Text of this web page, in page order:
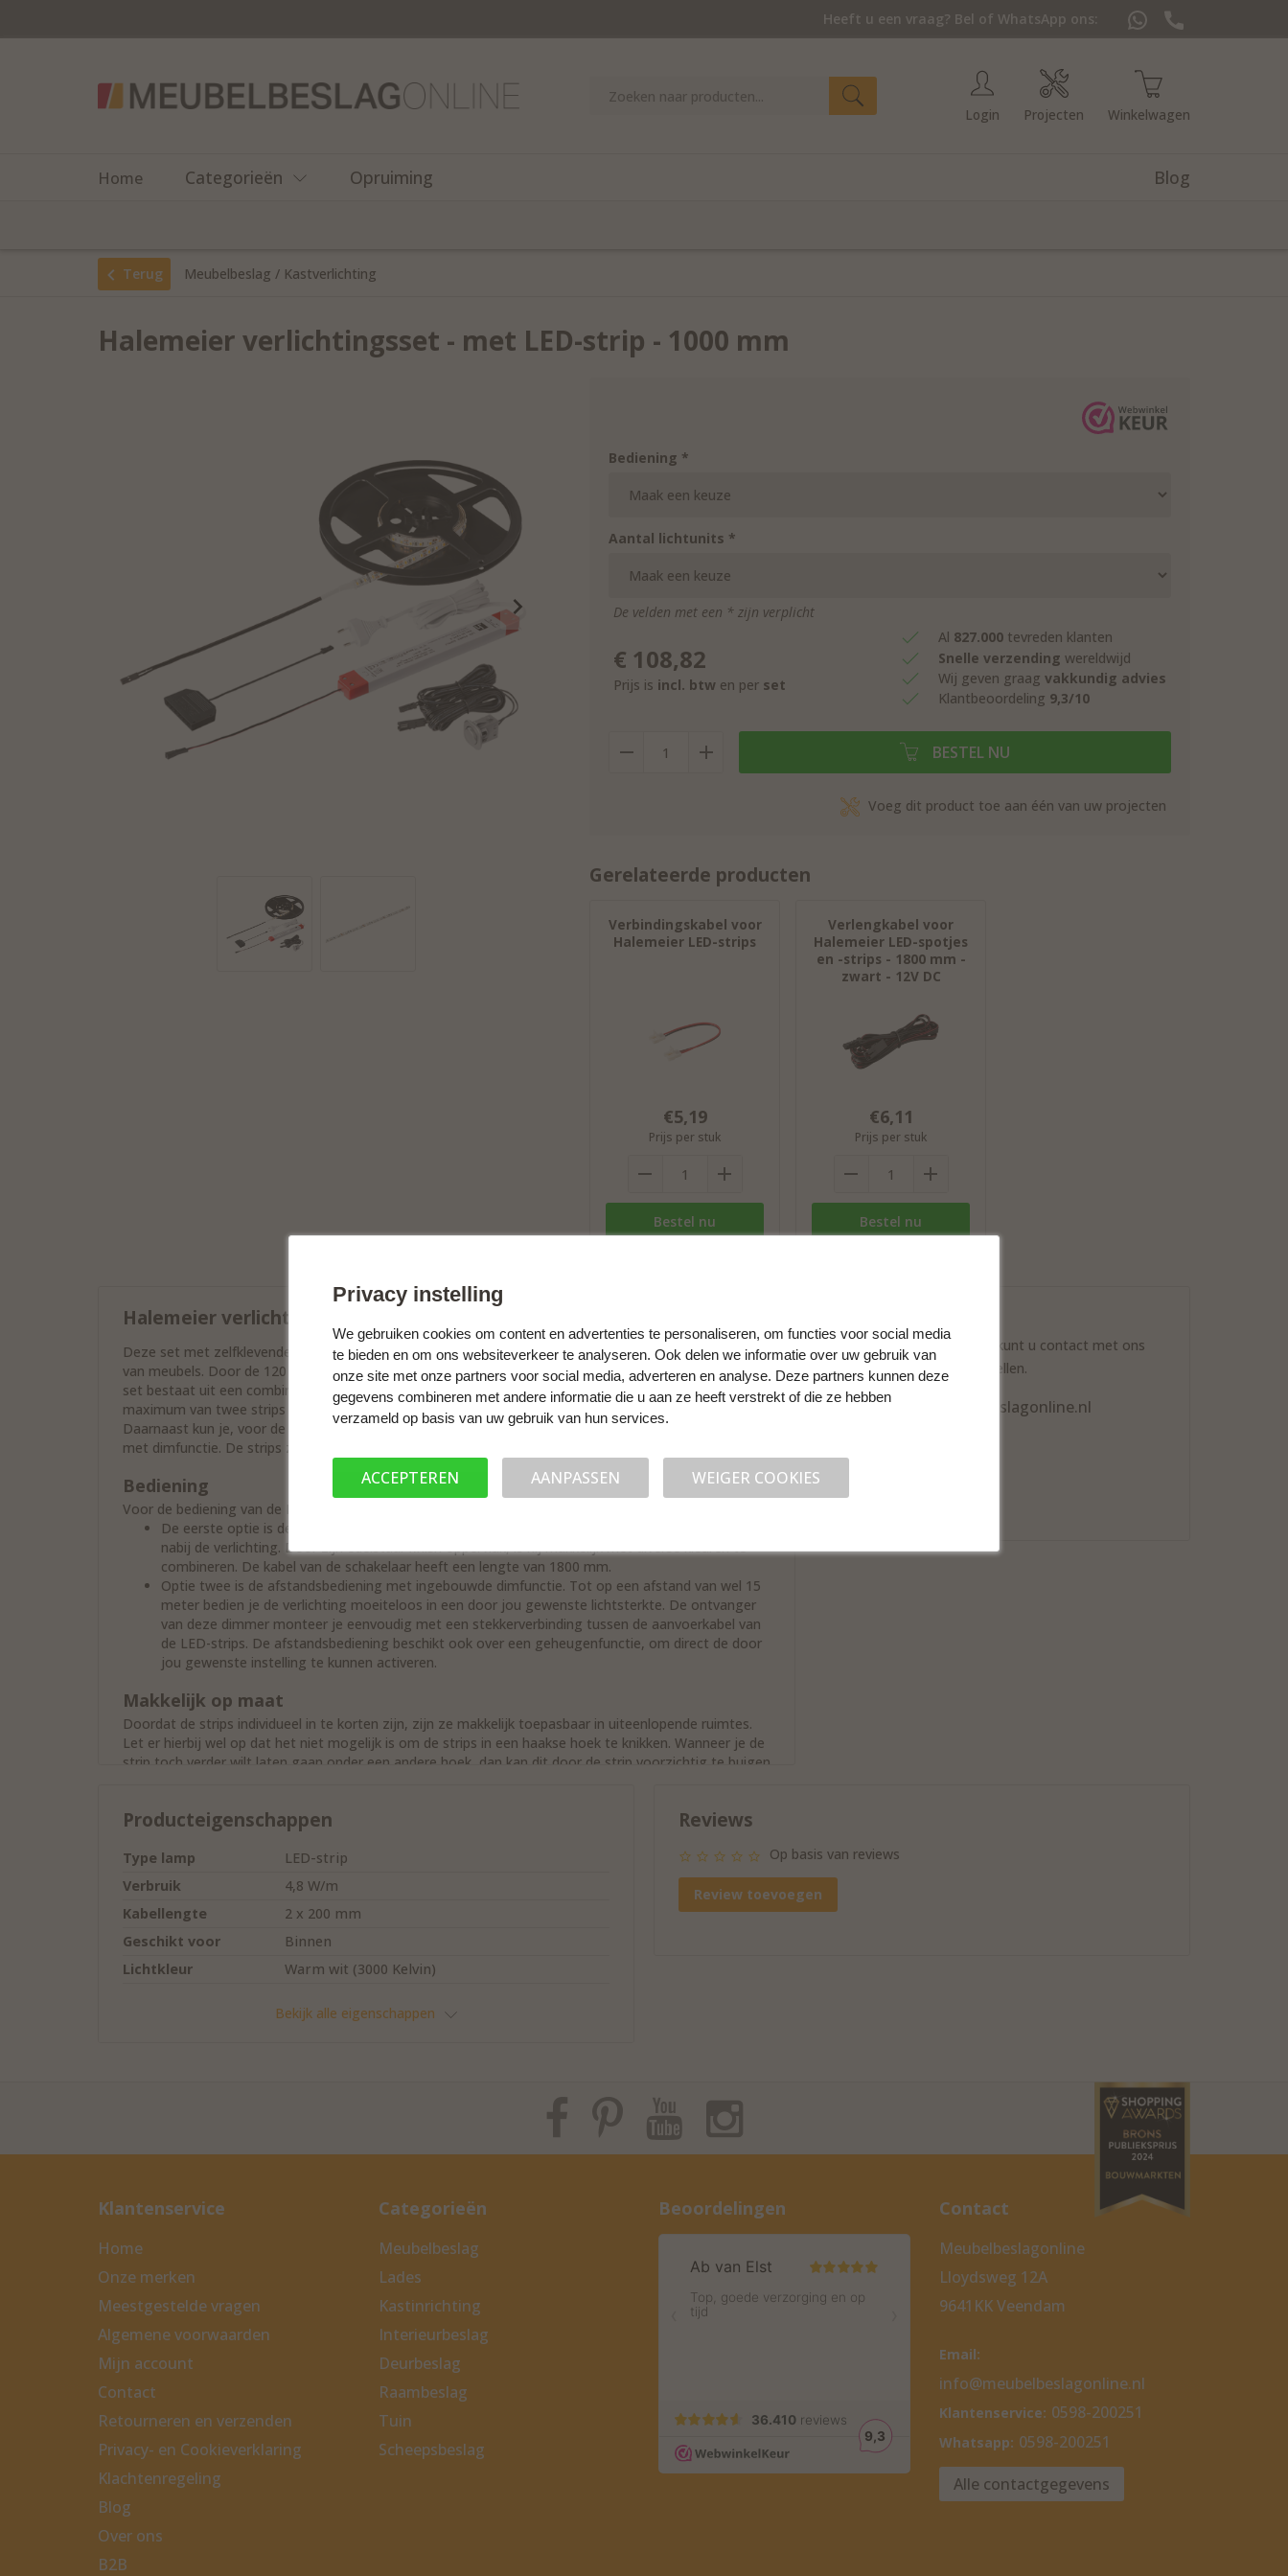
Heeft u een vraag? Bel of WhatsApp ons:
Login Projecten Winkelwagen
Home Categorieën Opruiming Blog
Terug Meubelbeslag / Kastverlichting
Halemeier verlichtingsset - met LED-strip - 1000 mm
Bediening *
Aantal lichtunits *
De velden met een * zijn verplicht
€ 108,82
Prijs is incl. btw en per set
Al 827.000 tevreden klanten
Snelle verzending wereldwijd
Wij geven graag vakkundig advies
Klantbeoordeling 9,3/10
BESTEL NU
Voeg dit product toe aan één van uw projecten
Gerelateerde producten
Verbindingskabel voor
Halemeier LED-strips
€5,19
Prijs per stuk
Bestel nu
Verlengkabel voor
Halemeier LED-spotjes
en -strips - 1800 mm -
zwart - 12V DC
€6,11
Prijs per stuk
Bestel nu
Halemeier verlichtingsset - met LED-strip - 1000 mm
Deze set met zelfklevende, flexibele LED-verlichting strips is met name geschikt voor de verlichting
van meubels. Door de 120 LED's per meter geeft de strip een zeer gelijkmatig lichtbeeld. De Halemeier
set bestaat uit een combinatie van een transformator en een aantal LED-strips naar keuze, tot een
maximum van twee strips per transformator. De LED-strips hebben een lengte van één meter per stuk.
Daarnaast kun je, voor de bediening van de set, kiezen uit een wipschakelaar of een afstandsbediening
met dimfunctie. De strips zijn gemakkelijk te monteren met de plaklaag op achterzijde van de strip.
Bediening
Voor de bediening van de LED-strips kun je kiezen uit twee mogelijkheden.
De eerste optie is de eenvoudige wipschakelaar. Je kunt deze schakelaar inbouwen op een plek
nabij de verlichting. Door zijn edelstaal-finish oppervlak, is hij makkelijk met diverse kleuren te
combineren. De kabel van de schakelaar heeft een lengte van 1800 mm.
Optie twee is de afstandsbediening met ingebouwde dimfunctie. Tot op een afstand van wel 15
meter bedien je de verlichting moeiteloos in een door jou gewenste lichtsterkte. De ontvanger
van deze dimmer monteer je eenvoudig met een stekkerverbinding tussen de aanvoerkabel van
de LED-strips. De afstandsbediening beschikt ook over een geheugenfunctie, om direct de door
jou gewenste instelling te kunnen activeren.
Makkelijk op maat
Doordat de strips individueel in te korten zijn, zijn ze makkelijk toepasbaar in uiteenlopende ruimtes.
Let er hierbij wel op dat het niet mogelijk is om de strips in een haakse hoek te knikken. Wanneer je de
strip toch verder wilt laten gaan onder een andere hoek, dan kan dit door de strip voorzichtig te buigen
verbindingskabel).
Standaard wordt geleverd:
- Halemeier verlichtingsset met het aantal door jou gekozen LED-strips.
- De door jou gekozen bedieningsmogelijkheid; de wipschakelaar of de afstandsbediening met
dimfunctie.
Via onderstaande opties kunt u contact met ons
opnemen en uw vraag stellen.
info@meubelbeslagonline.nl
Producteigenschappen
Type lamp
LED-strip
Verbruik
4,8 W/m
Kabellengte
2 x 200 mm
Geschikt voor
Binnen
Lichtkleur
Warm wit (3000 Kelvin)
120 stuks
Bekijk alle eigenschappen
Reviews
Op basis van reviews
Review toevoegen
Klantenservice
Home
Onze merken
Meestgestelde vragen
Algemene voorwaarden
Mijn account
Contact
Retourneren en verzenden
Privacy- en Cookieverklaring
Klachtenregeling
Blog
Over ons
B2B
Categorieën
Meubelbeslag
Lades
Kastinrichting
Interieurbeslag
Deurbeslag
Raambeslag
Tuin
Scheepsbeslag
Beoordelingen Contact
Meubelbeslagonline
Lloydsweg 12A
9641KK Veendam
Email:
info@meubelbeslagonline.nl
Klantenservice: 0598-200251
Whatsapp: 0598-200251
Alle contactgegevens
Privacy instelling
We gebruiken cookies om content en advertenties te personaliseren, om functies voor social media
te bieden en om ons websiteverkeer te analyseren. Ook delen we informatie over uw gebruik van
onze site met onze partners voor social media, adverteren en analyse. Deze partners kunnen deze
gegevens combineren met andere informatie die u aan ze heeft verstrekt of die ze hebben
verzameld op basis van uw gebruik van hun services.
ACCEPTEREN AANPASSEN WEIGER COOKIES